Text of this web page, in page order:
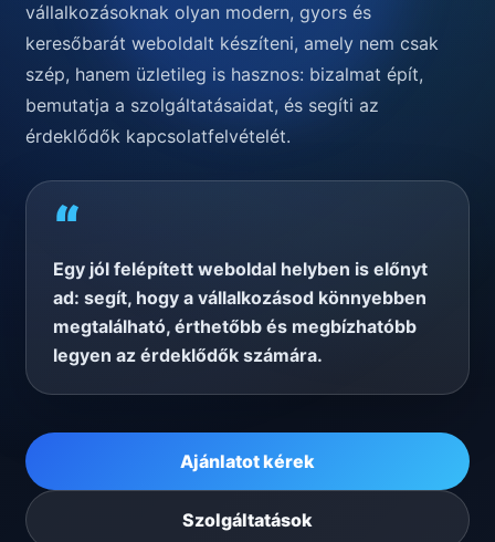
vállalkozásoknak olyan modern, gyors és
keresőbarát weboldalt készíteni, amely nem csak
szép, hanem üzletileg is hasznos: bizalmat épít,
bemutatja a szolgáltatásaidat, és segíti az
érdeklődők kapcsolatfelvételét.
“
Egy jól felépített weboldal helyben is előnyt
ad: segít, hogy a vállalkozásod könnyebben
megtalálható, érthetőbb és megbízhatóbb
legyen az érdeklődők számára.
Ajánlatot kérek
Szolgáltatások